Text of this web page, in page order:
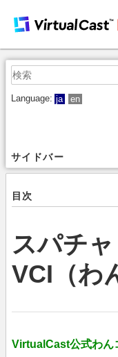
Language: ja en
サイドバー
目次
スパチ
VCI（わ
VirtualCast公式わん